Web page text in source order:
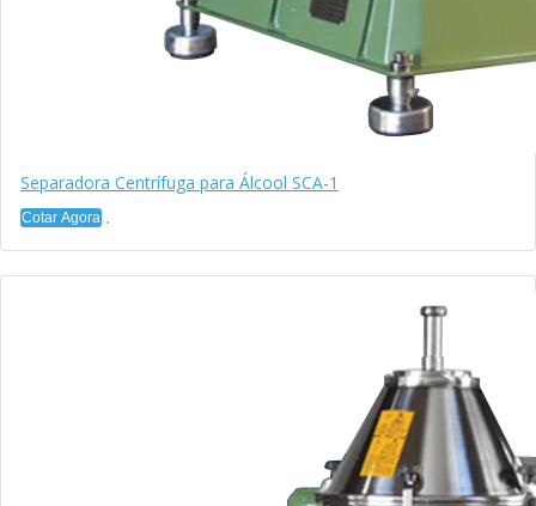
Separadora Centrífuga para Álcool SCA-1
Cotar Agora